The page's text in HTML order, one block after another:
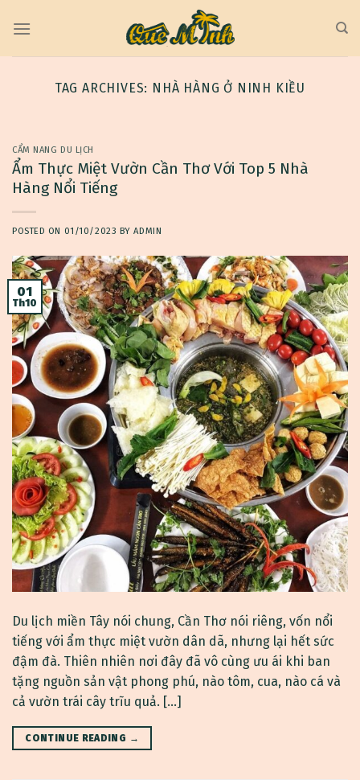
TAG ARCHIVES: NHÀ HÀNG Ở NINH KIỀU
CẨM NANG DU LỊCH
Ẩm Thực Miệt Vườn Cần Thơ Với Top 5 Nhà
Hàng Nổi Tiếng
POSTED ON 01/10/2023 BYADMIN
01
Th10
Du lịch miền Tây nói chung, Cần Thơ nói riêng, vốn nổi
tiếng với ẩm thực miệt vườn dân dã, nhưng lại hết sức
đậm đà. Thiên nhiên nơi đây đã vô cùng ưu ái khi ban
tặng nguồn sản vật phong phú, nào tôm, cua, nào cá và
cả vườn trái cây trĩu quả. […]
CONTINUE READING →